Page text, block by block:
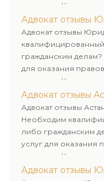
клиентам.
юридических лиц.
клиенту.
Адвокат отзывы
Адвокат отзывы
гражданским
для оказания
клиентам.
юридических лиц.
клиенту.
Адвокат отзывы
Адвокат отзывы
Необходим
либо гражданским
услуг для
клиентам.
юридических лиц.
Адвокат отзывы